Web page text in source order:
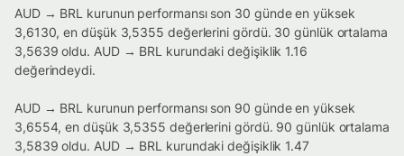
AUD → BRL kurunun performansı son 30 günde en yüksek
3,6130, en düşük 3,5355 değerlerini gördü. 30 günlük ortalama
3,5639 oldu. AUD → BRL kurundaki değişiklik 1.16
değerindeydi.
AUD → BRL kurunun performansı son 90 günde en yüksek
3,6554, en düşük 3,5355 değerlerini gördü. 90 günlük ortalama
3,5839 oldu. AUD → BRL kurundaki değişiklik 1.47